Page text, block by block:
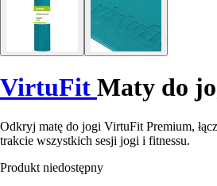
VirtuFit Maty do
Odkryj matę do jogi VirtuFit Premium,
trakcie wszystkich sesji jogi i fitnessu.
Produkt niedostępny